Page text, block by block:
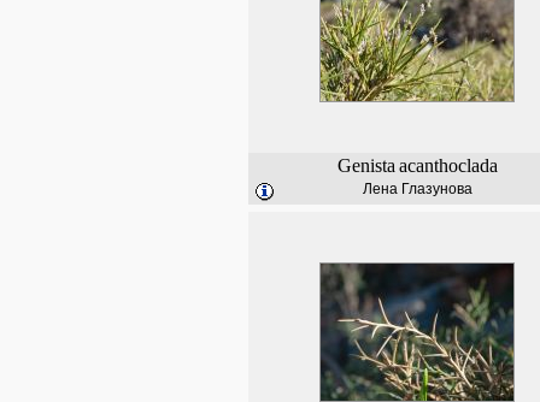
Genista acanthoclada
Лена Глазунова